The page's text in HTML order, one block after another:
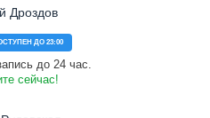
Дроздов
ДО 23:00
до 24 час.
сейчас!